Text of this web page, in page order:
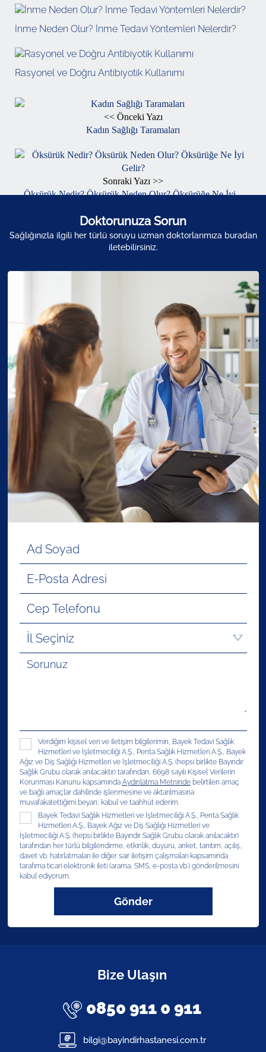
İnme Neden Olur? İnme Tedavi Yöntemleri Nelerdir?
Rasyonel ve Doğru Antibiyotik Kullanımı
<< Önceki Yazı
Kadın Sağlığı Taramaları
Sonraki Yazı >>
Öksürük Nedir? Öksürük Neden Olur? Öksürüğe Ne İyi...
Doktorunuza Sorun
Sağlığınızla ilgili her türlü soruyu uzman doktorlarımıza buradan
iletebilirsiniz.
Verdiğim kişisel veri ve iletişim bilgilerimin, Bayek Tedavi Sağlık
Hizmetleri ve İşletmeciliği A.Ş., Penta Sağlık Hizmetleri A.Ş., Bayek
Ağız ve Diş Sağlığı Hizmetleri ve İşletmeciliği A.Ş. (hepsi birlikte Bayındır
Sağlık Grubu olarak anılacaktır) tarafından, 6698 sayılı Kişisel Verilerin
Korunması Kanunu kapsamında Aydınlatma Metnindebelirtilen amaç
ve bağlı amaçlar dahilinde işlenmesine ve aktarılmasına
muvafakatettiğimi beyan, kabul ve taahhüt ederim.
Bayek Tedavi Sağlık Hizmetleri ve İşletmeciliği A.Ş., Penta Sağlık
Hizmetleri A.Ş., Bayek Ağız ve Diş Sağlığı Hizmetleri ve
İşletmeciliği A.Ş. (hepsi birlikte Bayındır Sağlık Grubu olarak anılacaktır)
tarafından her türlü bilgilendirme, etkinlik, duyuru, anket, tanıtım, açılış,
davet vb. hatırlatmaları ile diğer sair iletişim çalışmaları kapsamında
tarafıma ticari elektronik ileti (arama, SMS, e-posta vb.) gönderilmesini
kabul ediyorum.
Gönder
Bize Ulaşın
0850 911 0 911
bilgi@bayindirhastanesi.com.tr